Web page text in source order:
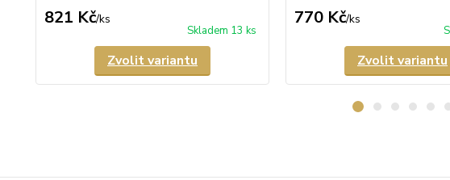
821 Kč/ks
Skladem 13 ks
Zvolit variantu
770 Kč/ks
Zvolit variantu